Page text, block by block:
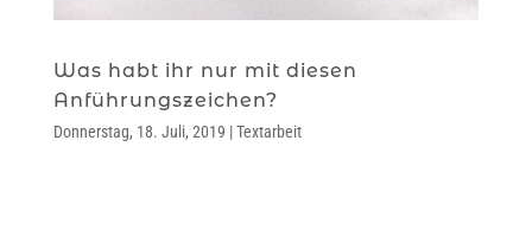
Was habt ihr nur mit diesen
Anführungszeichen?
Donnerstag, 18. Juli, 2019 |Textarbeit